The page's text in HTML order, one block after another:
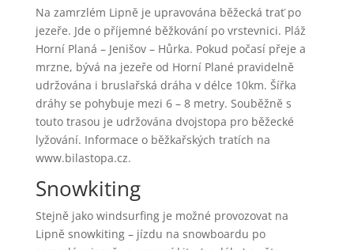
Na zamrzlém Lipně je upravována běžecká trať po
jezeře. Jde o příjemné běžkování po vrstevnici. Pláž
Horní Planá – Jenišov – Hůrka. Pokud počasí přeje a
mrzne, bývá na jezeře od Horní Plané pravidelně
udržována i bruslařská dráha v délce 10km. Šířka
dráhy se pohybuje mezi 6 – 8 metry. Souběžně s
touto trasou je udržována dvojstopa pro běžecké
lyžování. Informace o běžkařských tratích na
www.bilastopa.cz.
Snowkiting
Stejně jako windsurfing je možné provozovat na
Lipně snowkiting – jízdu na snowboardu po